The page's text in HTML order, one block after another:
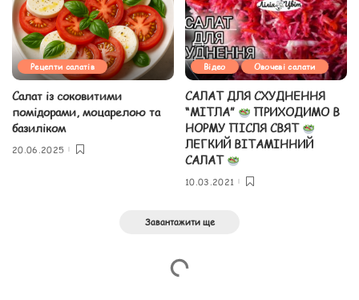
Рецепти салатів
Салат із соковитими
помідорами, моцарелою та
базиліком
20.06.2025
Відео Овочеві салати
САЛАТ ДЛЯ СХУДНЕННЯ
“МІТЛА”
ПРИХОДИМО В
НОРМУ ПІСЛЯ СВЯТ
ЛЕГКИЙ ВІТАМІННИЙ
САЛАТ
10.03.2021
Завантажити ще